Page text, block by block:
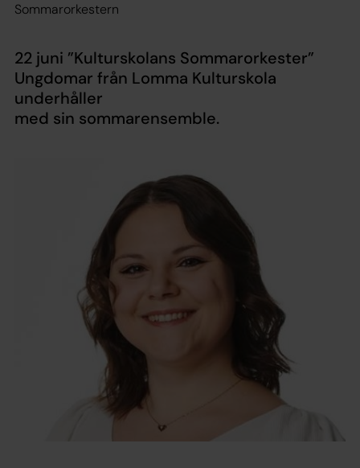
Sommarorkestern
22 juni ”Kulturskolans Sommarorkester”
Ungdomar från Lomma Kulturskola
underhåller
med sin sommarensemble.